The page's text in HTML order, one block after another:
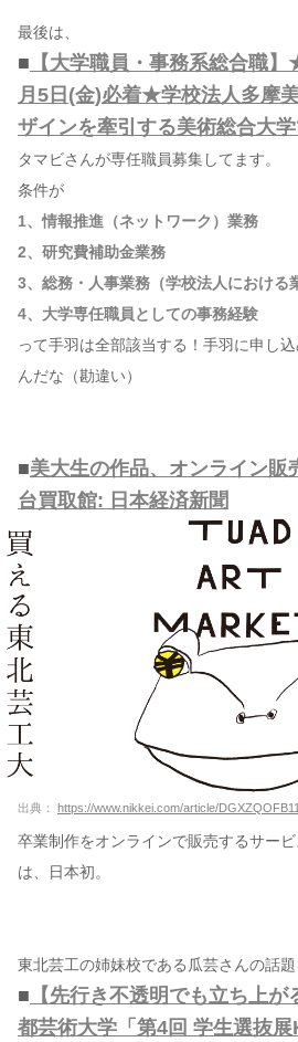
最後は、
■ 【大学職員・事務系総合職
月5日(金)必着★学校法人多摩
ザインを牽引する美術総合大学
タマビさんが専任職員募集してます。
条件が
1、情報推進（ネットワーク）業務
2、研究費補助金業務
3、総務・人事業務（学校法人における
4、大学専任職員としての事務経験
って手羽は全部該当する！手羽に申し
んだな（勘違い）
■美大生の作品、オンライン
台買取館: 日本経済新聞
出典： https://www.nikkei.com/article/
卒業制作をオンラインで販売するサー
は、日本初。
東北芸工の姉妹校である瓜芸さんの話題
■ 【先行き不透明でも立ち上
都芸術大学「第4回 学生選抜